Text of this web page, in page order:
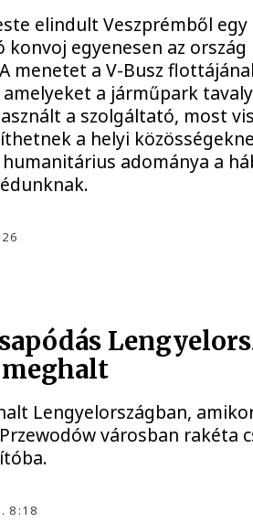
elindult Veszprémből
konvoj egyenesen az
menetet a V-Busz
a járműpark
a szolgáltató, most
a helyi
adománya a
Lengyelországban,
városban rakéta
8:18